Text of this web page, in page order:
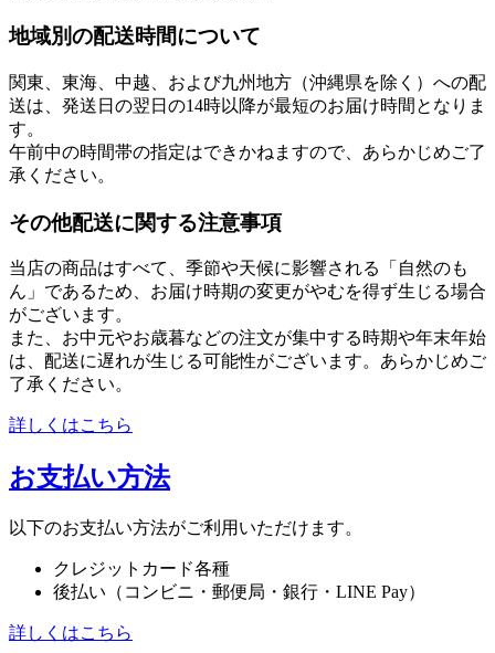
地域別の配送時間について
関東、東海、中越、および九州地方（沖縄県を除く）への配
送は、発送日の翌日の14時以降が最短のお届け時間となりま
す。
午前中の時間帯の指定はできかねますので、あらかじめご了
承ください。
その他配送に関する注意事項
当店の商品はすべて、季節や天候に影響される「自然のも
ん」であるため、お届け時期の変更がやむを得ず生じる場合
がございます。
また、お中元やお歳暮などの注文が集中する時期や年末年始
は、配送に遅れが生じる可能性がございます。あらかじめご
了承ください。
詳しくはこちら
お支払い方法
以下のお支払い方法がご利用いただけます。
クレジットカード各種
後払い（コンビニ・郵便局・銀行・LINE Pay）
詳しくはこちら